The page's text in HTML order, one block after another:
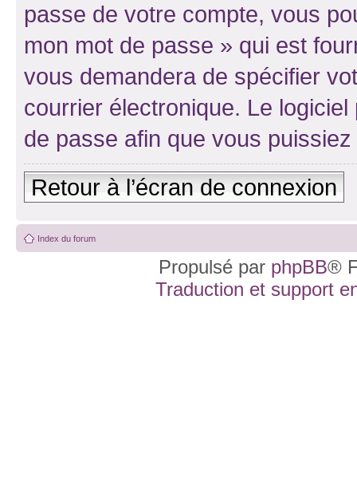
passe de votre compte, vous
mon mot de passe » qui est
vous demandera de spécifier
courrier électronique. Le
de passe afin que vous
Retour à l’écran de connexion
Index du forum
Propulsé par phpBB®
Traduction et support